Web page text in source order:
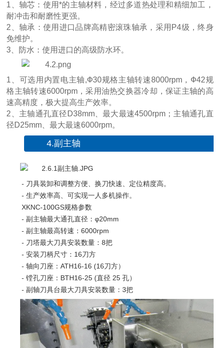
1、轴芯：使用*的主轴材料，经过多道热处理和精细加工，
耐冲击和耐磨性更强。
2、轴承：使用进口品牌高精密滚珠轴承，采用P4级，终身
免维护。
3、防水：使用进口的高级防水环。
1、可选用内置电主轴,Ф30规格主轴转速8000rpm，Ф42规
格主轴转速6000rpm，采用油热交换器冷却，保证主轴的高
速高精度，极大提高生产效率。
2、主轴通孔直径D38mm、最大最速4500rpm；主轴通孔直
径D25mm、最大最速6000rpm。
4.副主轴
- 刀具装卸和调整方便、换刀快速、定位精度高。
- 生产效率高、可实现一人多机操作。
XKNC-100GS规格参数
- 副主轴最大通孔直径：φ20mm
- 副主轴最高转速：6000rpm
- 刀塔最大刀具安装数量：8把
- 安装刀柄尺寸：16刀方
- 轴向刀座：ATH16-16 (16刀方）
- 镗孔刀座：BTH16-25 (直径 25 孔）
- 副轴刀具台最大刀具安装数量：3把